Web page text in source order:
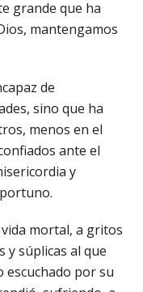
grande que ha
mantengamos
de
sino que ha
menos en el
ante el
y
mortal, a gritos
y súplicas al que
escuchado por su